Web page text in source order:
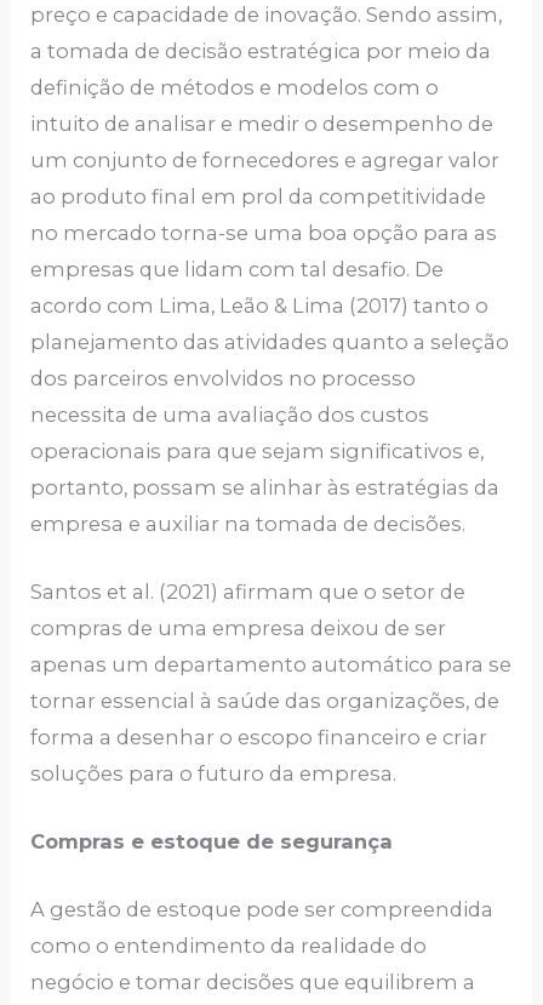
preço e capacidade de inovação. Sendo assim,
a tomada de decisão estratégica por meio da
definição de métodos e modelos com o
intuito de analisar e medir o desempenho de
um conjunto de fornecedores e agregar valor
ao produto final em prol da competitividade
no mercado torna-se uma boa opção para as
empresas que lidam com tal desafio. De
acordo com Lima, Leão & Lima (2017) tanto o
planejamento das atividades quanto a seleção
dos parceiros envolvidos no processo
necessita de uma avaliação dos custos
operacionais para que sejam significativos e,
portanto, possam se alinhar às estratégias da
empresa e auxiliar na tomada de decisões.
Santos et al. (2021) afirmam que o setor de
compras de uma empresa deixou de ser
apenas um departamento automático para se
tornar essencial à saúde das organizações, de
forma a desenhar o escopo financeiro e criar
soluções para o futuro da empresa.
Compras e estoque de segurança
A gestão de estoque pode ser compreendida
como o entendimento da realidade do
negócio e tomar decisões que equilibrem a